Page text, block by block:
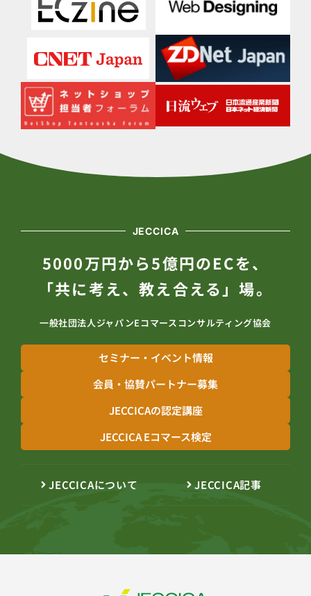
JECCICA
5000万円から5億円のECを、
「共に考え、教え合える」場。
一般社団法人ジャパンEコマースコンサルティング協会
セミナー・イベント情報
会員・協賛パートナー募集
JECCICAの認定講座
JECCICA Eコマース検定
JECCICAについて JECCICA記事